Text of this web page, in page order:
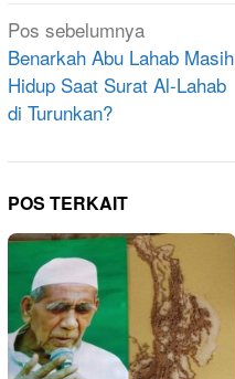
Navigasi
pos
Pos sebelumnya
Benarkah Abu Lahab Masih
Hidup Saat Surat Al-Lahab
di Turunkan?
POS TERKAIT